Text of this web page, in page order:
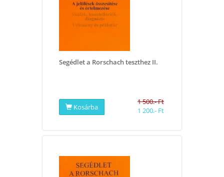
Segédlet a Rorschach teszthez II.
Kosárba
1 500.- Ft
1 200.- Ft